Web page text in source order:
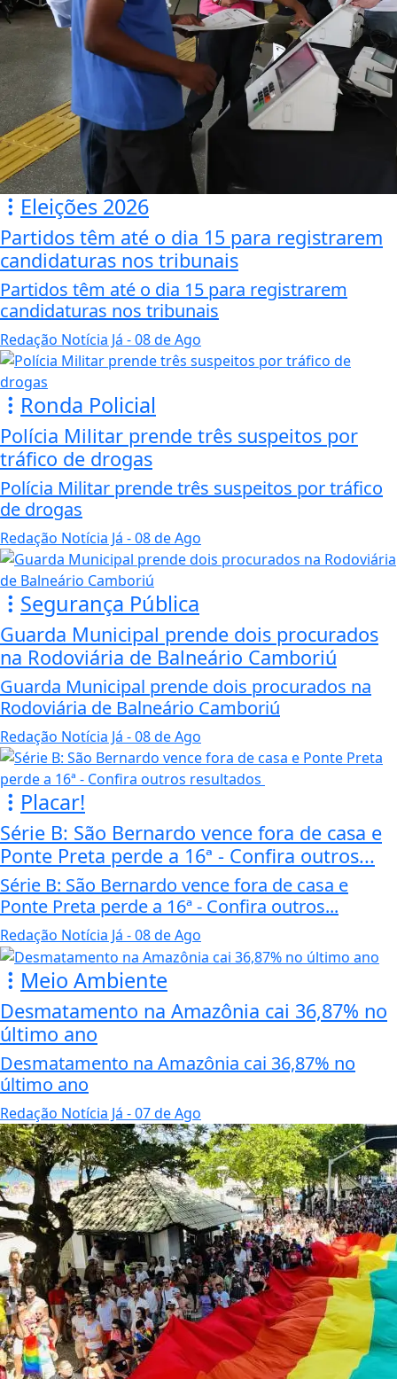
Eleições 2026
Partidos têm até o dia 15 para registrarem
candidaturas nos tribunais
Partidos têm até o dia 15 para registrarem
candidaturas nos tribunais
Redação Notícia Já - 08 de Ago
Ronda Policial
Polícia Militar prende três suspeitos por
tráfico de drogas
Polícia Militar prende três suspeitos por tráfico
de drogas
Redação Notícia Já - 08 de Ago
Segurança Pública
Guarda Municipal prende dois procurados
na Rodoviária de Balneário Camboriú
Guarda Municipal prende dois procurados na
Rodoviária de Balneário Camboriú
Redação Notícia Já - 08 de Ago
Placar!
Série B: São Bernardo vence fora de casa e
Ponte Preta perde a 16ª - Confira outros...
Série B: São Bernardo vence fora de casa e
Ponte Preta perde a 16ª - Confira outros...
Redação Notícia Já - 08 de Ago
Meio Ambiente
Desmatamento na Amazônia cai 36,87% no
último ano
Desmatamento na Amazônia cai 36,87% no
último ano
Redação Notícia Já - 07 de Ago